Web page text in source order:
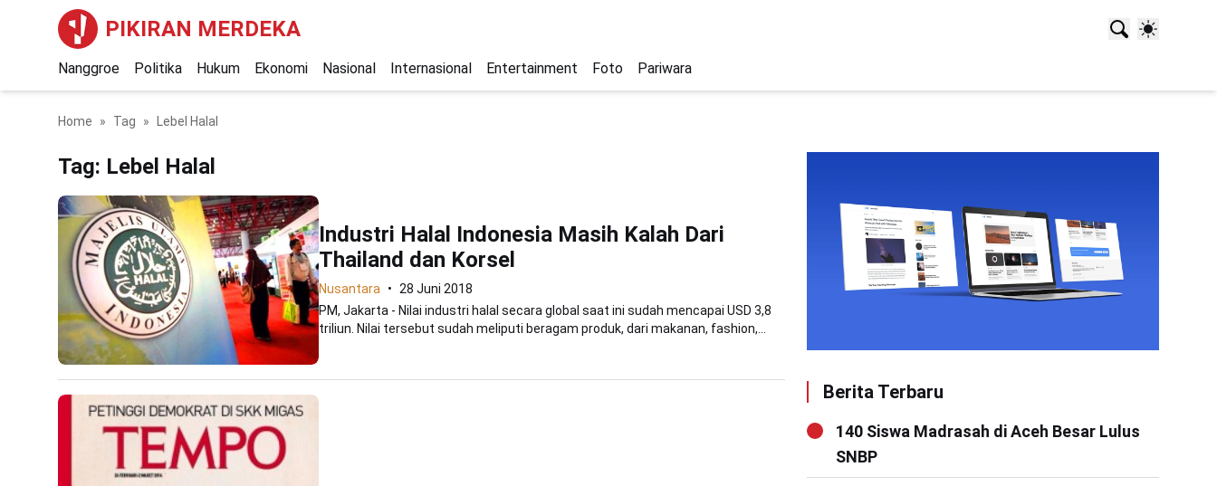
PIKIRAN MERDEKA
Nanggroe Politika Hukum Ekonomi Nasional Internasional Entertainment Foto Pariwara
Home Tag Lebel Halal
Tag: Lebel Halal
Industri Halal Indonesia Masih Kalah Dari
Thailand dan Korsel
Nusantara
28 Juni 2018
PM, Jakarta - Nilai industri halal secara global saat ini sudah mencapai USD 3,8
triliun. Nilai tersebut sudah meliputi beragam produk, dari makanan, fashion,...
Berita Terbaru
140 Siswa Madrasah di Aceh Besar Lulus
SNBP